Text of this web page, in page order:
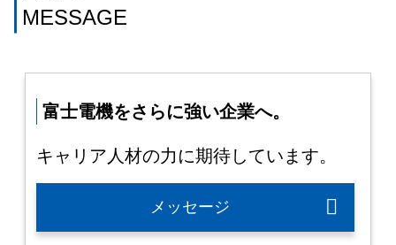
MESSAGE
富士電機をさらに強い企業へ。
キャリア人材の力に期待しています。
メッセージ